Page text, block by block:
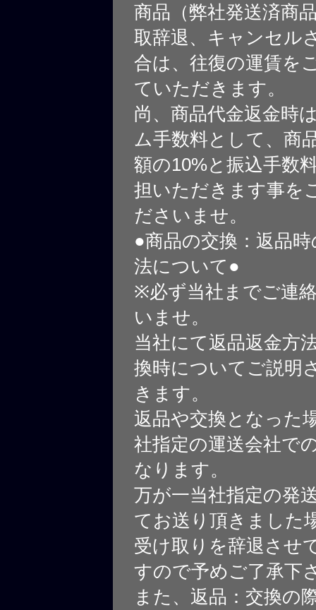
商品（弊社発送済商
取辞退、キャンセル
合は、往復の運賃を
ていただきます。
尚、商品代金返金時
ム手数料として、商
額の10%と振込手数
担いただきます事を
ださいませ。
●商品の交換：返品
法について●
※必ず当社までご連
いませ。
当社にて返品返金方
換時についてご説明
きます。
返品や交換となった
社指定の運送会社で
なります。
万が一当社指定の発
てお送り頂きました
受け取りを辞退させ
すので予めご了承下
また、返品：交換の